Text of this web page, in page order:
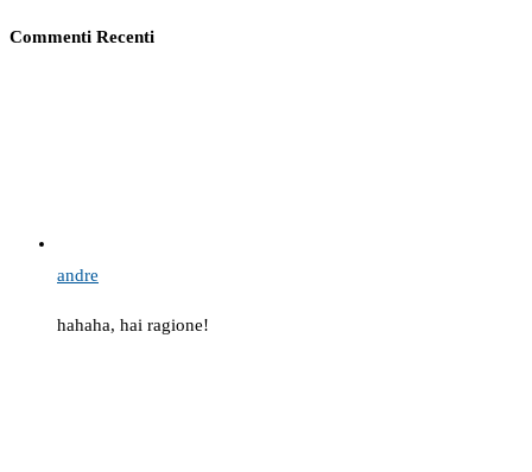
Commenti Recenti
andre
hahaha, hai ragione!